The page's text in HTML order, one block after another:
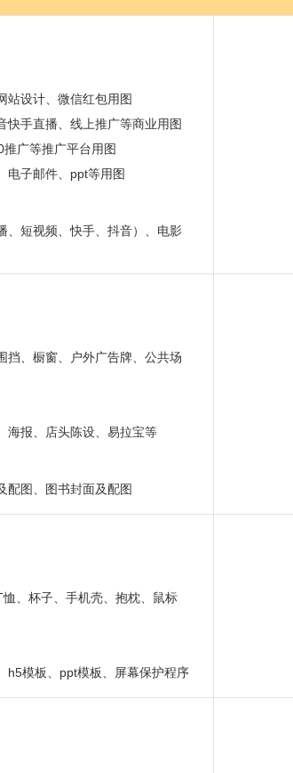
站设计、微信红包用图
快手直播、线上推广等商业用图
广等推广平台用图
电子邮件、ppt等用图
、短视频、快手、抖音）、电影
挡、橱窗、户外广告牌、公共场
海报、店头陈设、易拉宝等
配图、图书封面及配图
、杯子、手机壳、抱枕、鼠标
h5模板、ppt模板、屏幕保护程序